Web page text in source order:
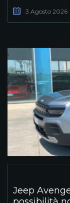
3 Agosto 2026
Jeep